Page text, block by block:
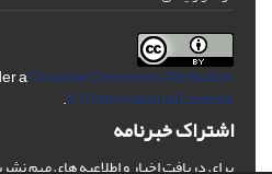
aCreative Commons Attribution
4.0 International License
.
اشتراک خبرنامه
برای دریافت اخبار و اطلاعیه های مهم